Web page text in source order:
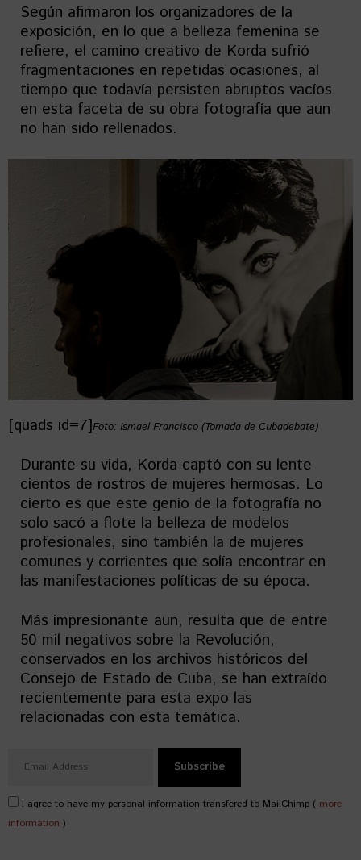
Según afirmaron los organizadores de la
exposición, en lo que a belleza femenina se
refiere, el camino creativo de Korda sufrió
fragmentaciones en repetidas ocasiones, al
tiempo que todavía persisten abruptos vacíos
en esta faceta de su obra fotografía que aun
no han sido rellenados.
[quads id=7]Foto: Ismael Francisco (Tomada de Cubadebate)
Durante su vida, Korda captó con su lente
cientos de rostros de mujeres hermosas. Lo
cierto es que este genio de la fotografía no
solo sacó a flote la belleza de modelos
profesionales, sino también la de mujeres
comunes y corrientes que solía encontrar en
las manifestaciones políticas de su época.
Más impresionante aun, resulta que de entre
50 mil negativos sobre la Revolución,
conservados en los archivos históricos del
Consejo de Estado de Cuba, se han extraído
recientemente para esta expo las
relacionadas con esta temática.
I agree to have my personal information transfered to MailChimp ( more
information )